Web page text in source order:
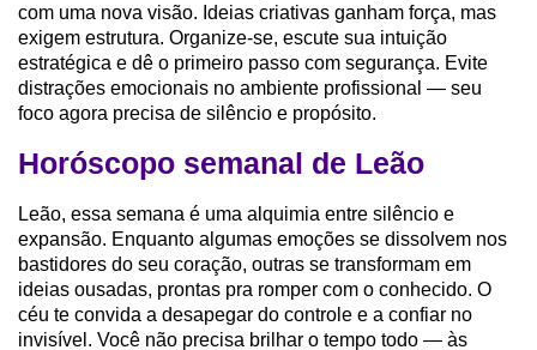
com uma nova visão. Ideias criativas ganham força, mas
exigem estrutura. Organize-se, escute sua intuição
estratégica e dê o primeiro passo com segurança. Evite
distrações emocionais no ambiente profissional — seu
foco agora precisa de silêncio e propósito.
Horóscopo semanal de Leão
Leão, essa semana é uma alquimia entre silêncio e
expansão. Enquanto algumas emoções se dissolvem nos
bastidores do seu coração, outras se transformam em
ideias ousadas, prontas pra romper com o conhecido. O
céu te convida a desapegar do controle e a confiar no
invisível. Você não precisa brilhar o tempo todo — às